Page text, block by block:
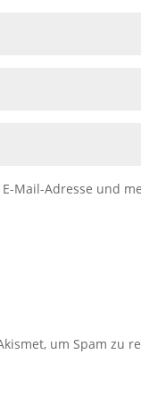
Mail-Adresse und
um Spam zu